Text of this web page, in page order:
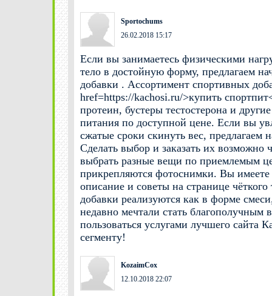
Sportochums
26.02.2018 15:17
Если вы занимаетесь физическими
тело в достойную форму, предлагаем
добавки . Ассортимент спортивных
href=https://kachosi.ru/>купить
протеин, бустеры тестостерона и
питания по доступной цене. Если вы
сжатые сроки скинуть вес, предлагаем
Сделать выбор и заказать их возможно
выбрать разные вещи по приемлемым
прикрепляются фотоснимки. Вы имеете
описание и советы на странице
добавки реализуются как в форме
недавно мечтали стать благополучным
пользоваться услугами лучшего
сегменту!
KozaimCox
12.10.2018 22:07